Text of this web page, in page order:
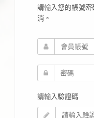
請輸入您的帳號
消。
請輸入驗證碼